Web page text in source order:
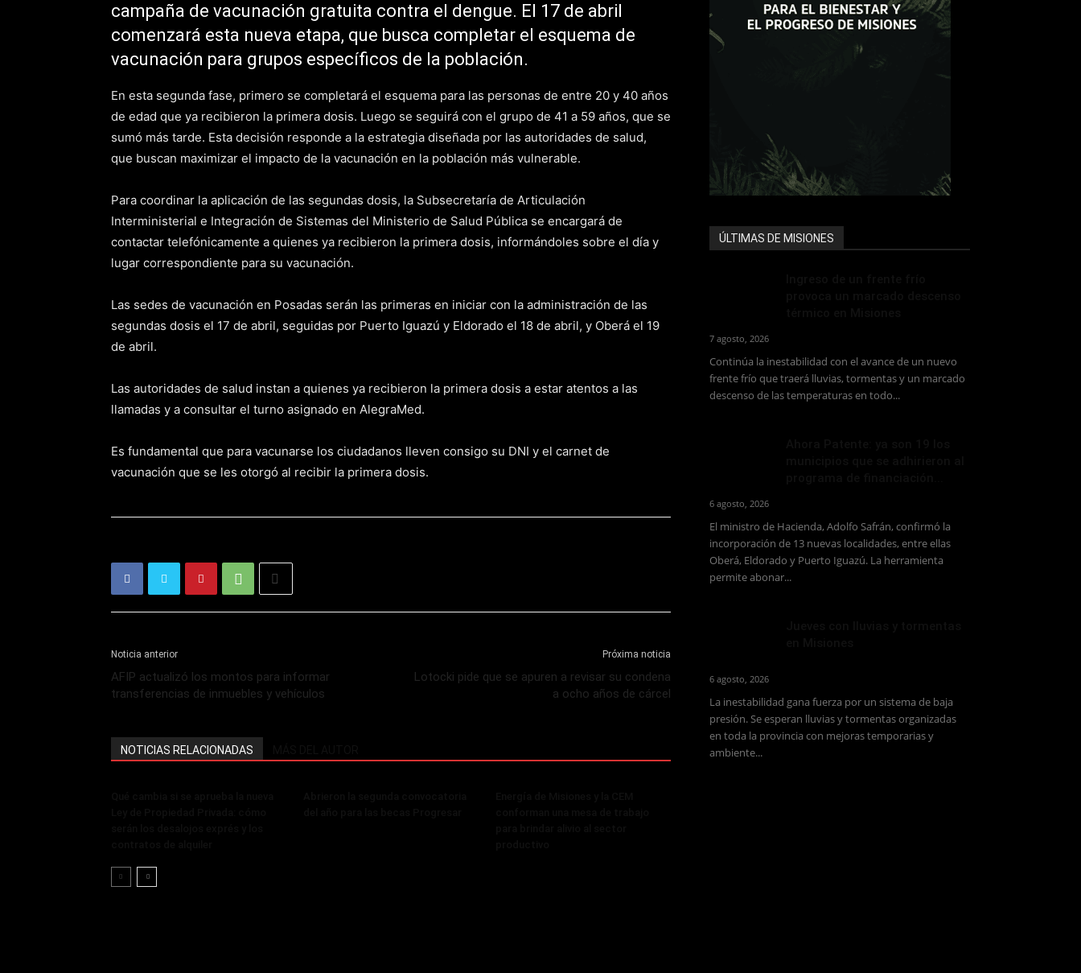
campaña de vacunación gratuita contra el dengue. El 17 de abril
comenzará esta nueva etapa, que busca completar el esquema de
vacunación para grupos específicos de la población.
En esta segunda fase, primero se completará el esquema para las personas de entre 20 y 40 años
de edad que ya recibieron la primera dosis. Luego se seguirá con el grupo de 41 a 59 años, que se
sumó más tarde. Esta decisión responde a la estrategia diseñada por las autoridades de salud,
que buscan maximizar el impacto de la vacunación en la población más vulnerable.
Para coordinar la aplicación de las segundas dosis, la Subsecretaría de Articulación
Interministerial e Integración de Sistemas del Ministerio de Salud Pública se encargará de
contactar telefónicamente a quienes ya recibieron la primera dosis, informándoles sobre el día y
lugar correspondiente para su vacunación.
Las sedes de vacunación en Posadas serán las primeras en iniciar con la administración de las
segundas dosis el 17 de abril, seguidas por Puerto Iguazú y Eldorado el 18 de abril, y Oberá el 19
de abril.
Las autoridades de salud instan a quienes ya recibieron la primera dosis a estar atentos a las
llamadas y a consultar el turno asignado en AlegraMed.
Es fundamental que para vacunarse los ciudadanos lleven consigo su DNI y el carnet de
vacunación que se les otorgó al recibir la primera dosis.
Noticia anterior
AFIP actualizó los montos para informar
transferencias de inmuebles y vehículos
Próxima noticia
Lotocki pide que se apuren a revisar su condena
a ocho años de cárcel
NOTICIAS RELACIONADAS
ÚLTIMAS DE MISIONES
7 agosto, 2026
Continúa la inestabilidad con el avance de un nuevo
frente frío que traerá lluvias, tormentas y un marcado
descenso de las temperaturas en todo...
6 agosto, 2026
El ministro de Hacienda, Adolfo Safrán, confirmó la
incorporación de 13 nuevas localidades, entre ellas
Oberá, Eldorado y Puerto Iguazú. La herramienta
permite abonar...
6 agosto, 2026
La inestabilidad gana fuerza por un sistema de baja
presión. Se esperan lluvias y tormentas organizadas
en toda la provincia con mejoras temporarias y
ambiente...